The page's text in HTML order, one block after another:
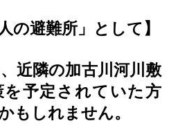
の避難所」として】
近隣の加古川河川敷
予定されていた方
もしれません。